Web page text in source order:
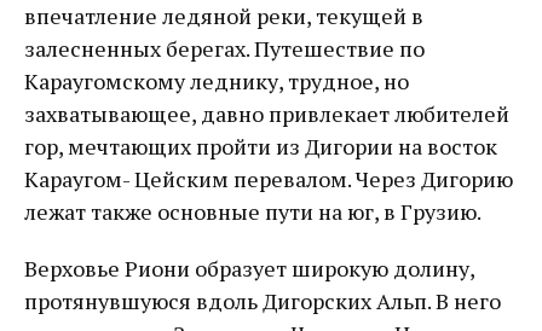
впечатление ледяной реки, текущей в
залесненных берегах. Путешествие по
Караугомскому леднику, трудное, но
захватывающее, давно привлекает любителей
гор, мечтающих пройти из Дигории на восток
Караугом- Цейским перевалом. Через Дигорию
лежат также основные пути на юг, в Грузию.
Верховье Риони образует широкую долину,
протянувшуюся вдоль Дигорских Альп. В него